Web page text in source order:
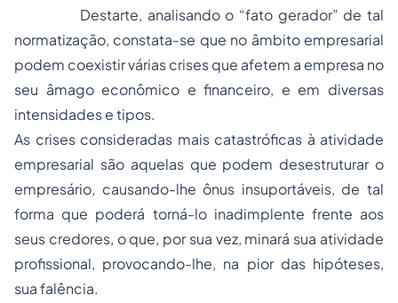
Destarte, analisando o “fato gerador” de tal
normatização, constata-se que no âmbito empresarial
podem coexistir várias crises que afetem a empresa no
seu âmago econômico e financeiro, e em diversas
intensidades e tipos.
As crises consideradas mais catastróficas à atividade
empresarial são aquelas que podem desestruturar o
empresário, causando-lhe ônus insuportáveis, de tal
forma que poderá torná-lo inadimplente frente aos
seus credores, o que, por sua vez, minará sua atividade
profissional, provocando-lhe, na pior das hipóteses,
sua falência.